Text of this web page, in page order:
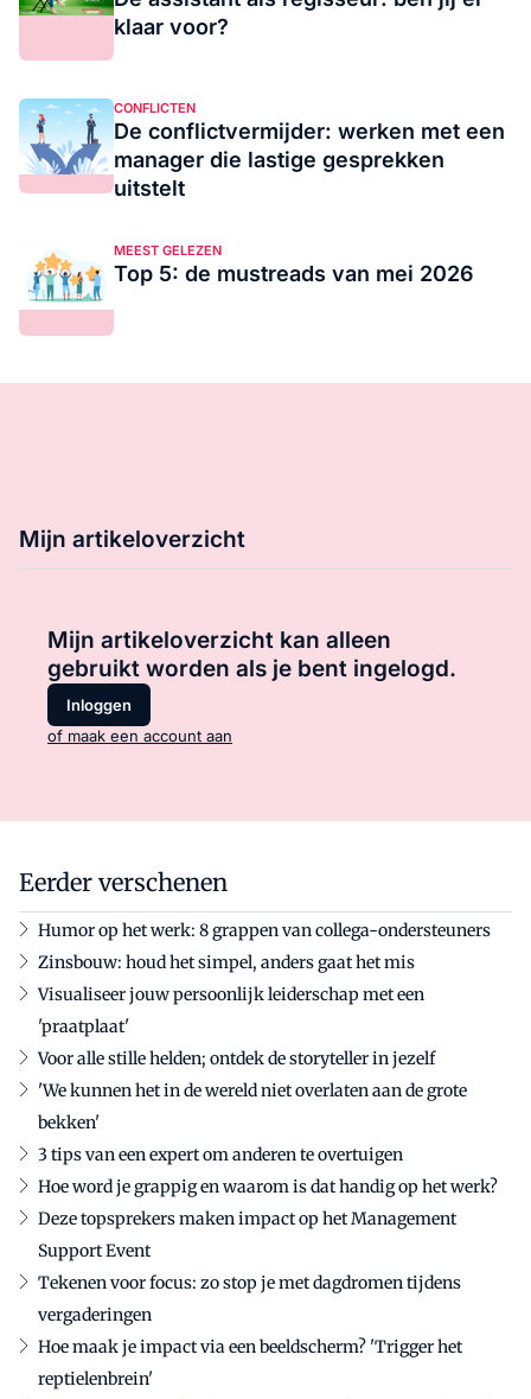
klaar voor?
CONFLICTEN
De conflictvermijder: werken met een
manager die lastige gesprekken
uitstelt
MEEST GELEZEN
Top 5: de mustreads van mei 2026
Mijn artikeloverzicht
Mijn artikeloverzicht kan alleen
gebruikt worden als je bent ingelogd.
Inloggen
of maak een account aan
Eerder verschenen
Humor op het werk: 8 grappen van collega-ondersteuners
Zinsbouw: houd het simpel, anders gaat het mis
Visualiseer jouw persoonlijk leiderschap met een
'praatplaat'
Voor alle stille helden; ontdek de storyteller in jezelf
'We kunnen het in de wereld niet overlaten aan de grote
bekken'
3 tips van een expert om anderen te overtuigen
Hoe word je grappig en waarom is dat handig op het werk?
Deze topsprekers maken impact op het Management
Support Event
Tekenen voor focus: zo stop je met dagdromen tijdens
vergaderingen
Hoe maak je impact via een beeldscherm? 'Trigger het
reptielenbrein'